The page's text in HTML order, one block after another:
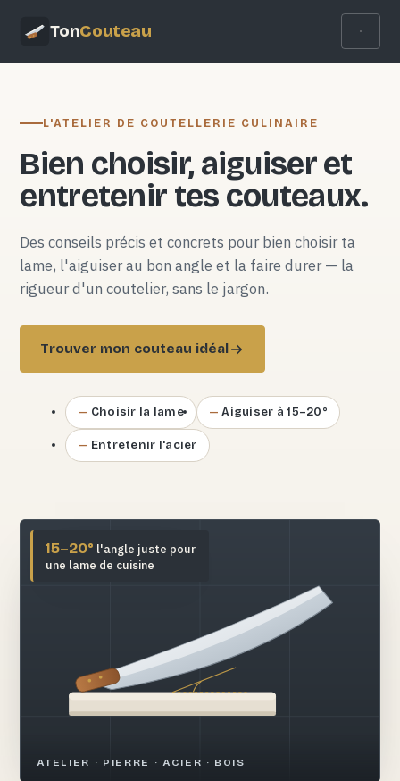
TonCouteau
L'ATELIER DE COUTELLERIE CULINAIRE
Bien choisir, aiguiser et
entretenir tes couteaux.
Des conseils précis et concrets pour bien choisir ta
lame, l'aiguiser au bon angle et la faire durer — la
rigueur d'un coutelier, sans le jargon.
Trouver mon couteau idéal
Choisir la lame Aiguiser à 15–20°
Entretenir l'acier
ATELIER · PIERRE · ACIER · BOIS
15–20° l'angle juste pour
une lame de cuisine